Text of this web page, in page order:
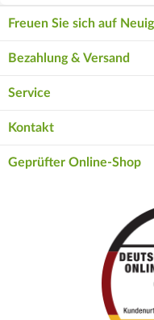
Freuen Sie sich auf
Bezahlung & Versand
Service
Kontakt
Geprüfter Online-Shop